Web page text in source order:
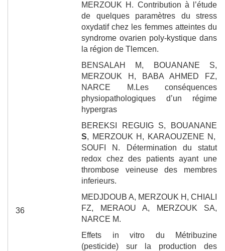
36
MERZOUK H. Contribution à l’étude
de quelques paramètres du stress
oxydatif chez les femmes atteintes du
syndrome ovarien poly-kystique dans
la région de Tlemcen.
BENSALAH M,
BOUANANE S,
MERZOUK H, BABA AHMED FZ,
NARCE M. Les conséquences
physiopathologiques d’un régime
hypergras
BEREKSI REGUIG S,
BOUANANE
S, MERZOUK H, KARAOUZENE N,
SOUFI N.
Détermination du statut
redox chez des patients ayant une
thrombose veineuse des membres
inferieurs.
MEDJDOUB A, MERZOUK H, CHIALI
FZ, MERAOU A, MERZOUK SA,
NARCE M.
Effets in vitro du Métribuzine
(pesticide) sur la production des